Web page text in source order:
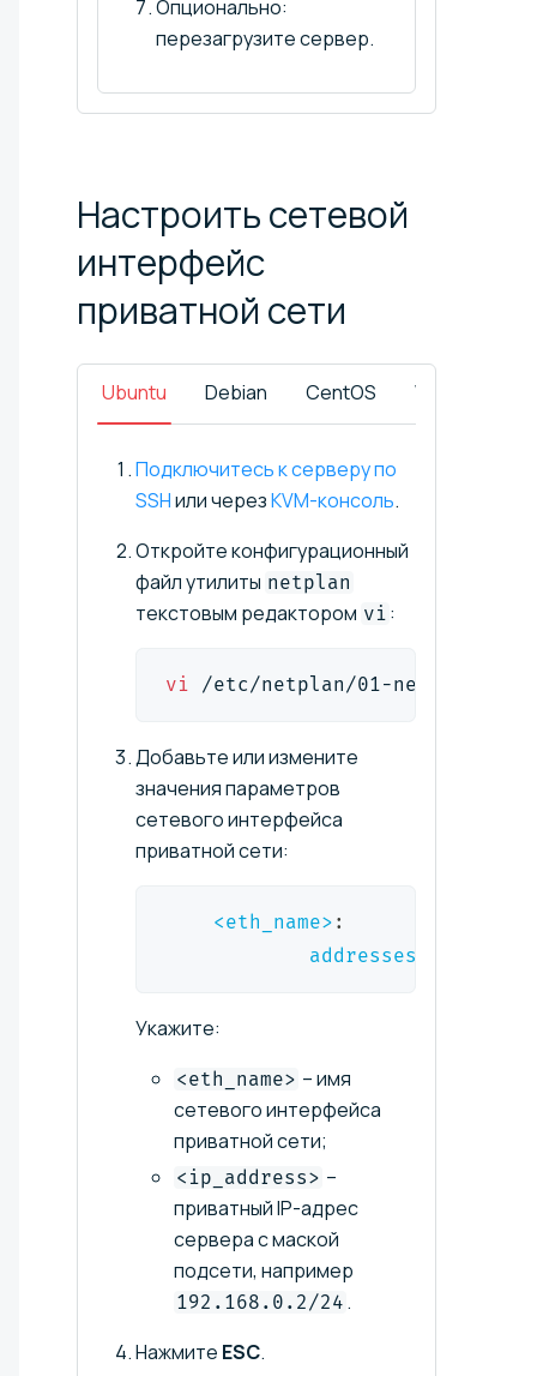
Опционально:
перезагрузите сервер.
Настроить сетевой
интерфейс
приватной сети
Ubuntu Debian CentOS Windows
Подключитесь к серверу по
SSHили черезKVM-консоль.
Откройте конфигурационный
файл утилиты netplan
текстовым редактором vi :
vi /etc/netplan/01-netcfg.yaml
Добавьте или измените
значения параметров
сетевого интерфейса
приватной сети:
<eth_name> :
addresses
Укажите:
<eth_name> – имя
сетевого интерфейса
приватной сети;
<ip_address> –
приватный IP-адрес
сервера с маской
подсети, например
192.168.0.2/24 .
Нажмите ESC.